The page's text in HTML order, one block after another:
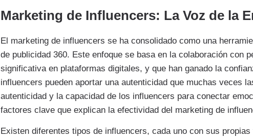
Marketing de Influencers: La Voz de la
El marketing de influencers se ha consolidado como una
de publicidad 360. Este enfoque se basa en la colaboración con
significativa en plataformas digitales, y que han ganado la
influencers pueden aportar una autenticidad que muchas veces
autenticidad y la capacidad de los influencers para conectar
factores clave que explican la efectividad del marketing de
Existen diferentes tipos de influencers, cada uno con sus